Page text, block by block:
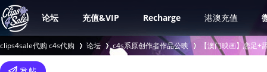
论坛 充值&VIP Recharge 港澳充值
clips4sale代购 c4s代购 论坛 c4s系原创作者作品公映 【澳门映画】恋足+